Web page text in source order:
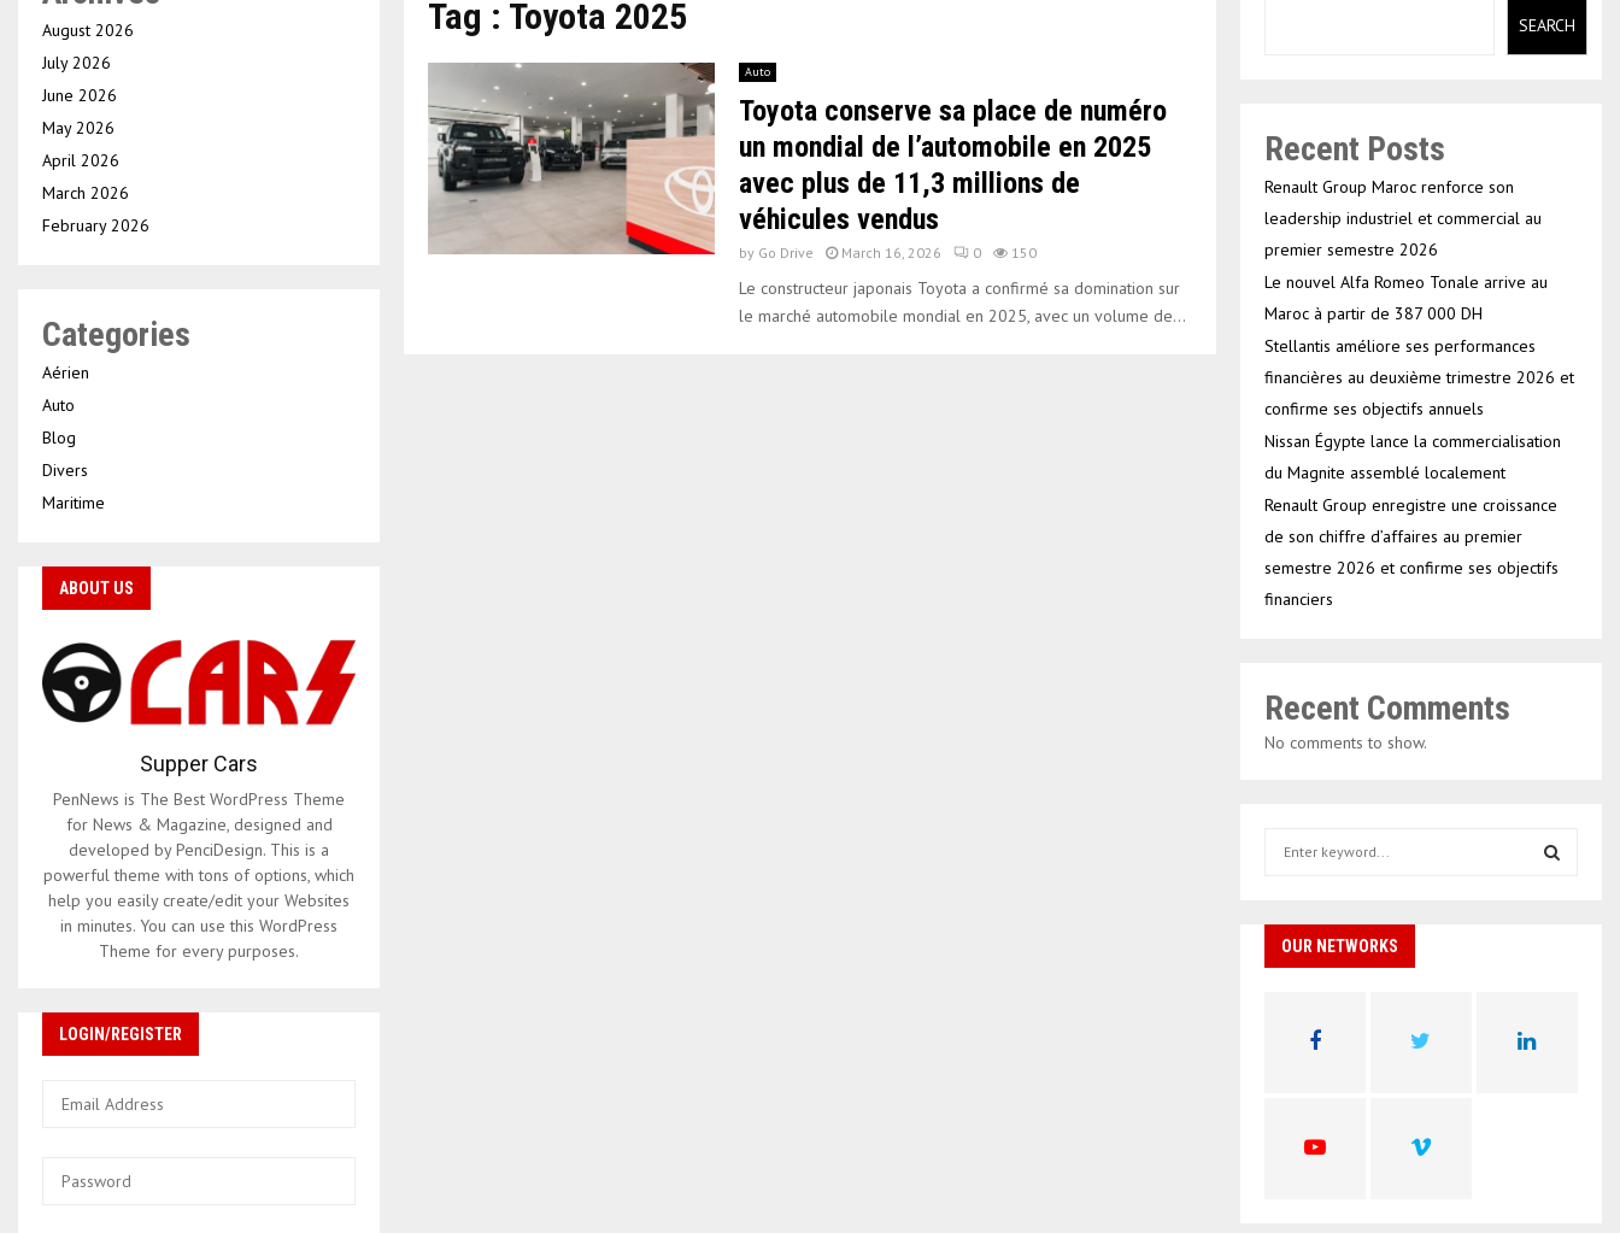
Tag : Toyota 2025
Auto
Toyota conserve sa place de numéro
un mondial de l’automobile en 2025
avec plus de 11,3 millions de
véhicules vendus
by Go Drive March 16, 2026 0 150
Le constructeur japonais Toyota a confirmé sa domination sur
le marché automobile mondial en 2025, avec un volume de...
August 2026
July 2026
June 2026
May 2026
April 2026
March 2026
February 2026
Categories
Aérien
Auto
Blog
Divers
Maritime
ABOUT US
Supper Cars
PenNews is The Best WordPress Theme
for News & Magazine, designed and
developed by PenciDesign. This is a
powerful theme with tons of options, which
help you easily create/edit your Websites
in minutes. You can use this WordPress
Theme for every purposes.
LOGIN/REGISTER
SEARCH
Recent Posts
Renault Group Maroc renforce son
leadership industriel et commercial au
premier semestre 2026
Le nouvel Alfa Romeo Tonale arrive au
Maroc à partir de 387 000 DH
Stellantis améliore ses performances
financières au deuxième trimestre 2026 et
confirme ses objectifs annuels
Nissan Égypte lance la commercialisation
du Magnite assemblé localement
Renault Group enregistre une croissance
de son chiffre d’affaires au premier
semestre 2026 et confirme ses objectifs
financiers
Recent Comments
No comments to show.
h
OUR NETWORKS